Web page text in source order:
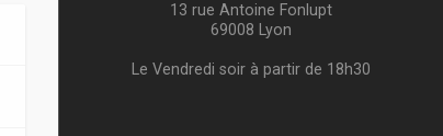
13 rue Antoine Fonlupt
69008 Lyon
Le Vendredi soir à partir de 18h30